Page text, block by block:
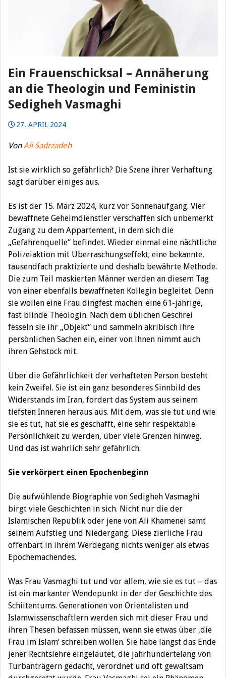
Ein Frauenschicksal – Annäherung
an die Theologin und Feministin
Sedigheh Vasmaghi
27. APRIL 2024
VonAli Sadrzadeh
Ist sie wirklich so gefährlich? Die Szene ihrer Verhaftung
sagt darüber einiges aus.
Es ist der 15. März 2024, kurz vor Sonnenaufgang. Vier
bewaffnete Geheimdienstler verschaffen sich unbemerkt
Zugang zu dem Appartement, in dem sich die
„Gefahrenquelle“ befindet. Wieder einmal eine nächtliche
Polizeiaktion mit Überraschungseffekt; eine bekannte,
tausendfach praktizierte und deshalb bewährte Methode.
Die zum Teil maskierten Männer werden an diesem Tag
von einer ebenfalls bewaffneten Kollegin begleitet. Denn
sie wollen eine Frau dingfest machen: eine 61-jährige,
fast blinde Theologin. Nach dem üblichen Geschrei
fesseln sie ihr „Objekt“ und sammeln akribisch ihre
persönlichen Sachen ein, einer von ihnen nimmt auch
ihren Gehstock mit.
Über die Gefährlichkeit der verhafteten Person besteht
kein Zweifel. Sie ist ein ganz besonderes Sinnbild des
Widerstands im Iran, fordert das System aus seinem
tiefsten Inneren heraus aus. Mit dem, was sie tut und wie
sie es tut, hat sie es geschafft, eine sehr respektable
Persönlichkeit zu werden, über viele Grenzen hinweg.
Und das ist wahrlich sehr gefährlich.
Sie verkörpert einen Epochenbeginn
Die aufwühlende Biographie von Sedigheh Vasmaghi
birgt viele Geschichten in sich. Nicht nur die der
Islamischen Republik oder jene von Ali Khamenei samt
seinem Aufstieg und Niedergang. Diese zierliche Frau
offenbart in ihrem Werdegang nichts weniger als etwas
Epochemachendes.
Was Frau Vasmaghi tut und vor allem, wie sie es tut – das
ist ein markanter Wendepunkt in der der Geschichte des
Schiitentums. Generationen von Orientalisten und
Islamwissenschaftlern werden sich mit dieser Frau und
ihren Thesen befassen müssen, wenn sie etwas über ‚die
Frau im Islam‘ schreiben wollen. Sie habe längst das Ende
jener Rechtslehre eingeläutet, die jahrhundertelang von
Turbanträgern gedacht, verordnet und oft gewaltsam